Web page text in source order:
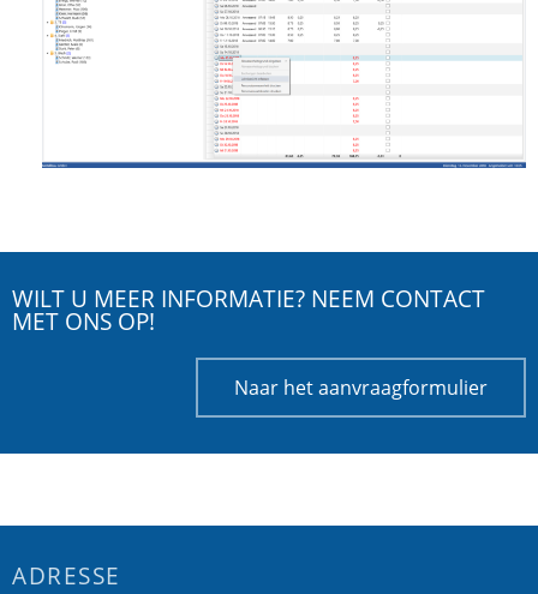
WILT U MEER INFORMATIE? NEEM CONTACT
MET ONS OP!
Naar het aanvraagformulier
ADRESSE